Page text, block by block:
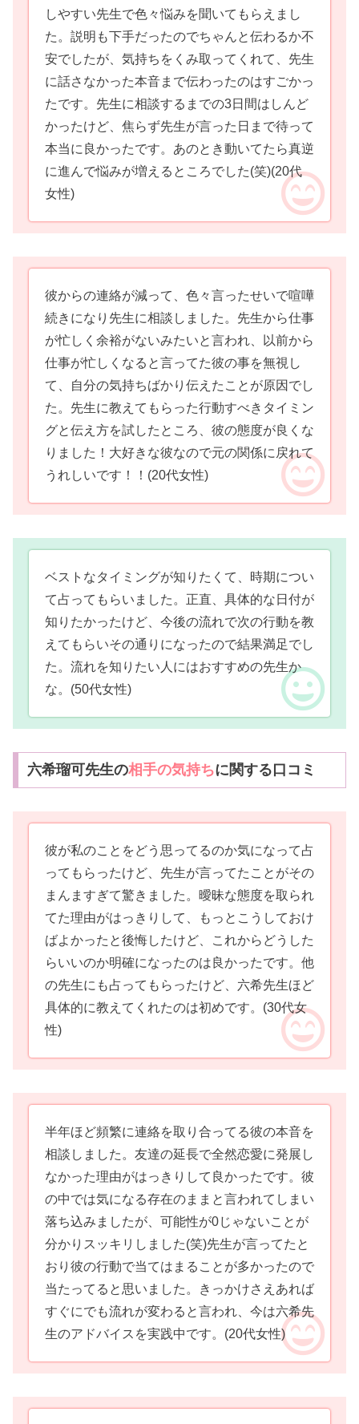
しやすい先生で色々悩みを聞いてもらえまし
た。説明も下手だったのでちゃんと伝わるか不
安でしたが、気持ちをくみ取ってくれて、先生
に話さなかった本音まで伝わったのはすごかっ
たです。先生に相談するまでの3日間はしんど
かったけど、焦らず先生が言った日まで待って
本当に良かったです。あのとき動いてたら真逆
に進んで悩みが増えるところでした(笑)(20代
女性)
彼からの連絡が減って、色々言ったせいで喧嘩
続きになり先生に相談しました。先生から仕事
が忙しく余裕がないみたいと言われ、以前から
仕事が忙しくなると言ってた彼の事を無視し
て、自分の気持ちばかり伝えたことが原因でし
た。先生に教えてもらった行動すべきタイミン
グと伝え方を試したところ、彼の態度が良くな
りました！大好きな彼なので元の関係に戻れて
うれしいです！！ (20代女性)
ベストなタイミングが知りたくて、時期につい
て占ってもらいました。正直、具体的な日付が
知りたかったけど、今後の流れで次の行動を教
えてもらいその通りになったので結果満足でし
た。流れを知りたい人にはおすすめの先生か
な。 (50代女性)
六希瑠可先生の相手の気持ちに関する口コミ
彼が私のことをどう思ってるのか気になって占
ってもらったけど、先生が言ってたことがその
まんますぎて驚きました。曖昧な態度を取られ
てた理由がはっきりして、もっとこうしておけ
ばよかったと後悔したけど、これからどうした
らいいのか明確になったのは良かったです。他
の先生にも占ってもらったけど、六希先生ほど
具体的に教えてくれたのは初めです。 (30代女
性)
半年ほど頻繁に連絡を取り合ってる彼の本音を
相談しました。友達の延長で全然恋愛に発展し
なかった理由がはっきりして良かったです。彼
の中では気になる存在のままと言われてしまい
落ち込みましたが、可能性が0じゃないことが
分かりスッキリしました(笑)先生が言ってたと
おり彼の行動で当てはまることが多かったので
当たってると思いました。きっかけさえあれば
すぐにでも流れが変わると言われ、今は六希先
生のアドバイスを実践中です。 (20代女性)